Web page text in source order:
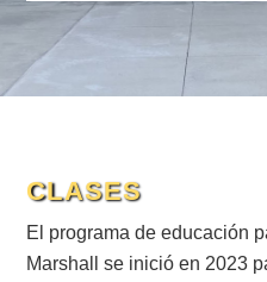
CLASES
El programa de educación
Marshall se inició en 2023